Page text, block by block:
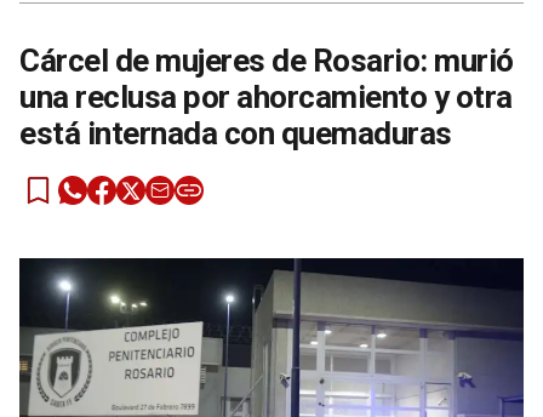
Cárcel de mujeres de Rosario: murió
una reclusa por ahorcamiento y otra
está internada con quemaduras